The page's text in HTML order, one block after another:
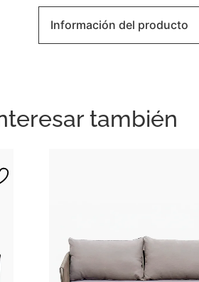
Información del producto
también